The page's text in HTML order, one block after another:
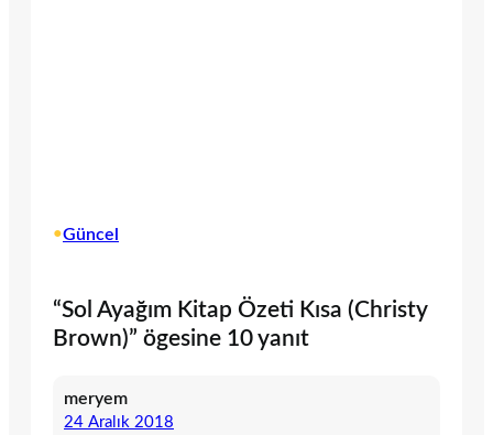
•Güncel
“Sol Ayağım Kitap Özeti Kısa (Christy
Brown)” ögesine 10 yanıt
meryem
24 Aralık 2018